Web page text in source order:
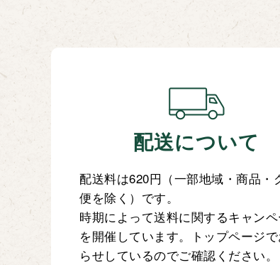
配送について
配送料は620円（一部地域・商品・
便を除く）です。
時期によって送料に関するキャン
を開催しています。トップページ
らせしているのでご確認ください。